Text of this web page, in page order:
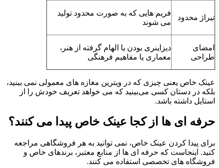
تیراژ محدود
فریم هایی که به صورت محدود تولید
می شوند
امضای
طراحی
دیزاینری بودن یا الهام گرفته از هنر،
معماری یا مفاهیم فرهنگی
عینک خاص یعنی چیزی که در ویترین مغازه های معمولی نمی بینید،
بلکه در دستان کسی می‌بینید که می خواهد تعریف خودش را از
استایل داشته باشد.
حرفه ای ها از کجا عینک خاص پیدا می کنند؟
برای پیدا کردن عینک خاص، نمی توانید به هر فروشگاهی مراجعه
کنید. اینجاست که حرفه ای ها از منابع معتبر، برندهای خاص و
فروشگاه های تخصصی استفاده می کنند.